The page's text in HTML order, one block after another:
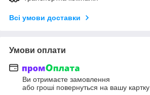
Всі умови доставки
Умови оплати
Ви отримаєте замовлення
або гроші повернуться на вашу картку